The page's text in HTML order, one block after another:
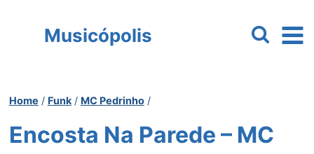
Musicópolis
Home / Funk / MC Pedrinho /
Encosta Na Parede – MC